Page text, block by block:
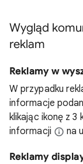
Wygląd
reklam
Reklamy w
W przypadku
informacje
klikając ikonę z 3
informacji
na
Reklamy